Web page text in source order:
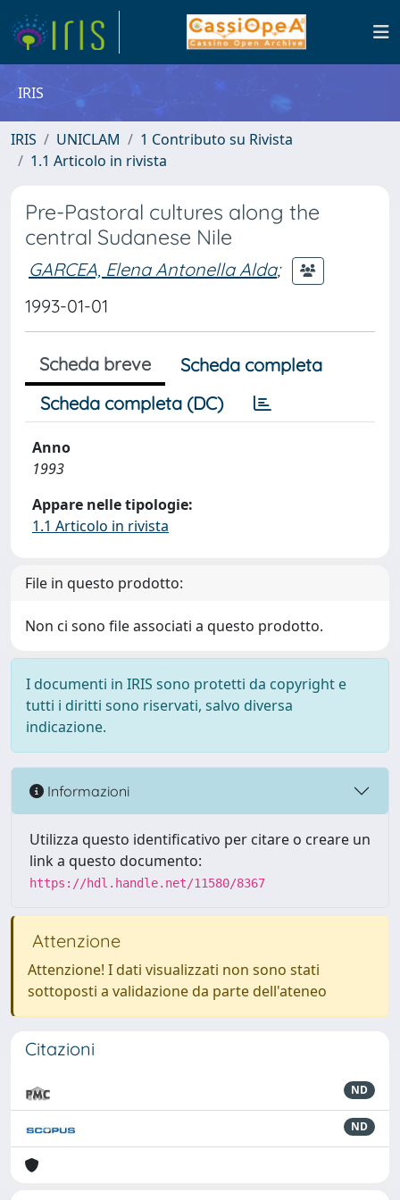
IRIS
IRIS UNICLAM
1 Contributo su Rivista
1.1 Articolo in rivista
Pre-Pastoral cultures along the
central Sudanese Nile
GARCEA, Elena Antonella Alda;
1993-01-01
Scheda breve
Scheda completa
Scheda completa (DC)
Anno
1993
Appare nelle tipologie:
1.1 Articolo in rivista
File in questo prodotto:
Non ci sono file associati a questo prodotto.
I documenti in IRIS sono protetti da copyright e
tutti i diritti sono riservati, salvo diversa
indicazione.
Informazioni
Utilizza questo identificativo per citare o creare un
link a questo documento:
https://hdl.handle.net/11580/8367
Attenzione
Attenzione! I dati visualizzati non sono stati
sottoposti a validazione da parte dell'ateneo
Citazioni
ND
ND